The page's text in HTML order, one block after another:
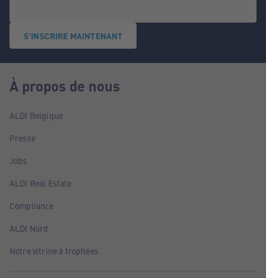
S'INSCRIRE MAINTENANT
À propos de nous
ALDI Belgique
Presse
Jobs
ALDI Real Estate
Compliance
ALDI Nord
Notre vitrine à trophées